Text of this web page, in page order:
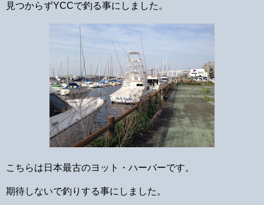
見つからずYCCで釣る事にしました。
こちらは日本最古のヨット・ハーバーです。
期待しないで釣りする事にしました。